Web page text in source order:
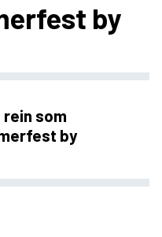
by
som
by